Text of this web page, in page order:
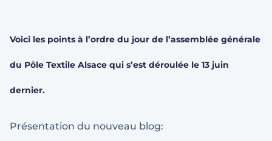
Voici les points à l’ordre du jour de l’assemblée générale
du Pôle Textile Alsace qui s’est déroulée le 13 juin
dernier.
Présentation du nouveau blog: